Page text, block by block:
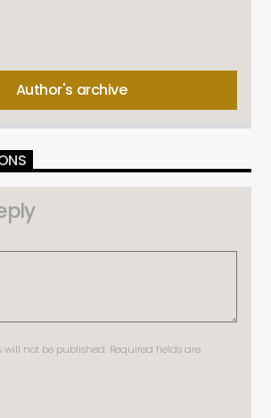
Author's archive
not be published. Required fields are